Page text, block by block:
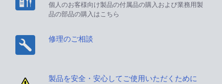
個人のお客様向け製品の付属品の購入および業務用製
品の部品の購入はこちら
修理のご相談
製品を安全・安心してご使用いただくために